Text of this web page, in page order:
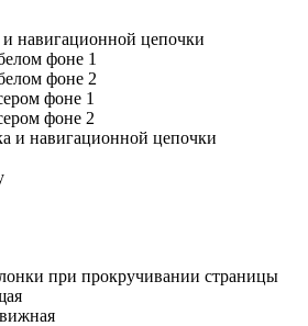
навигационной цепочки
и навигационной цепочки
при прокручивании страницы